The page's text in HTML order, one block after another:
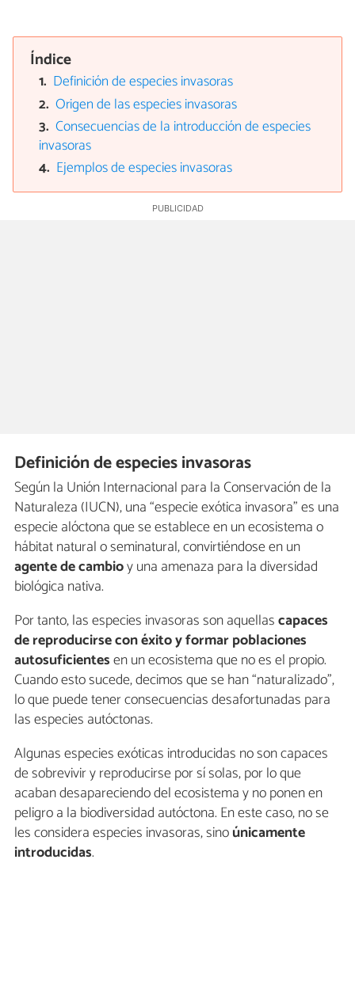
Índice
Definición de especies invasoras
Origen de las especies invasoras
Consecuencias de la introducción de especies
invasoras
Ejemplos de especies invasoras
Definición de especies invasoras
Según la Unión Internacional para la Conservación de la
Naturaleza (IUCN), una “especie exótica invasora” es una
especie alóctona que se establece en un ecosistema o
hábitat natural o seminatural, convirtiéndose en un
agente de cambioy una amenaza para la diversidad
biológica nativa.
Por tanto, las especies invasoras son aquellascapaces
de reproducirse con éxito y formar poblaciones
autosuficientesen un ecosistema que no es el propio.
Cuando esto sucede, decimos que se han “naturalizado”,
lo que puede tener consecuencias desafortunadas para
las especies autóctonas.
Algunas especies exóticas introducidas no son capaces
de sobrevivir y reproducirse por sí solas, por lo que
acaban desapareciendo del ecosistema y no ponen en
peligro a la biodiversidad autóctona. En este caso, no se
les considera especies invasoras, sinoúnicamente
introducidas.